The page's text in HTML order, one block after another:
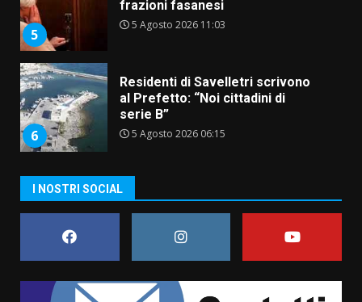
6 5 Agosto 2026 06:15
7
A Savelletri torna la Sagra del
Grazia Neglia, coordinatrice
cittadina di Fratelli d’Italia,
pronta a tornare in Consiglio
comunale
6 Agosto 2026 08:00
I NOSTRI SOCIAL